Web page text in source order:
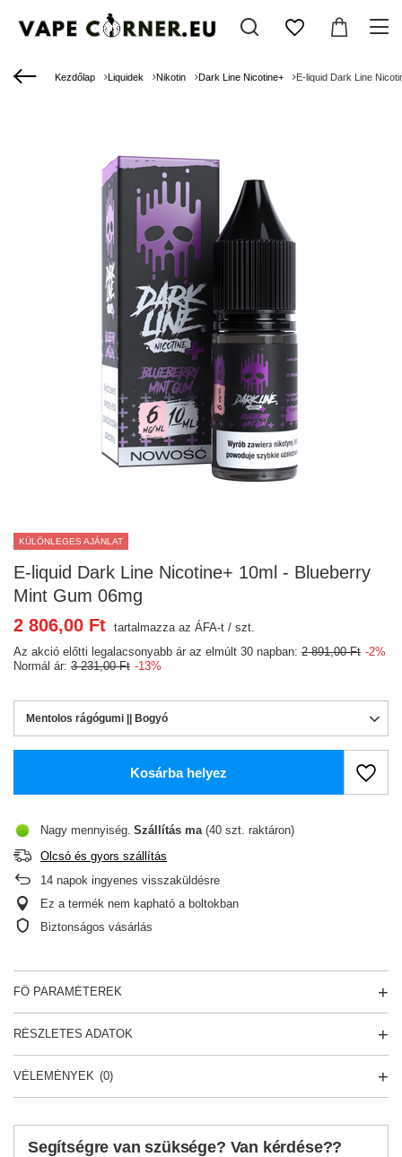
Kezdőlap Liquidek Nikotin Dark Line Nicotine+ E-liquid Dark Line
KÜLÖNLEGES AJÁNLAT
E-liquid Dark Line Nicotine+ 10ml - Blueberry
Mint Gum 06mg
Mentolos rágógumi || Bogyó
2 806,00 Ft tartalmazza az ÁFA-t / szt.
Az akció előtti legalacsonyabb ár az elmúlt 30 napban: 2 891,00 Ft -2%
Normál ár: 3 231,00 Ft -13%
Kosárba helyez
Nagy mennyiség Szállítás ma(40 szt. raktáron)
Olcsó és gyors szállítás
14 napok ingyenes visszaküldésre
Ez a termék nem kapható a boltokban
Biztonságos vásárlás
FŐ PARAMÉTEREK
RÉSZLETES ADATOK
VÉLEMÉNYEK (0)
Segítségre van szüksége? Van kérdése??